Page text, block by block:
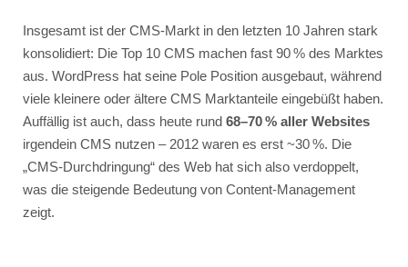
Insgesamt ist der CMS-Markt in den letzten 10 Jahren stark
konsolidiert: Die Top 10 CMS machen fast 90 % des Marktes
aus​. WordPress hat seine Pole Position ausgebaut, während
viele kleinere oder ältere CMS Marktanteile eingebüßt haben.
Auffällig ist auch, dass heute rund 68–70 % aller Websites
irgendein CMS nutzen – 2012 waren es erst ~30 %. Die
„CMS-Durchdringung“ des Web hat sich also verdoppelt,
was die steigende Bedeutung von Content-Management
zeigt.